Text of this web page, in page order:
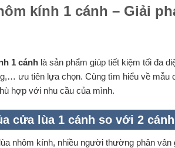
kính 1 cánh – Giải
1 cánh là sản phẩm giúp tiết kiệm tối đa
ưu tiên lựa chọn. Cùng tìm hiểu về mẫu
hợp với nhu cầu của mình.
cửa lùa 1 cánh so với 2 cánh
nhôm kính, nhiều người thường phân vân